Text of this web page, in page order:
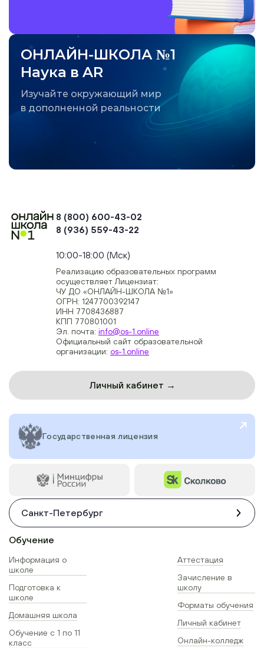
ОНЛАЙН-ШКОЛА №1
Наука в AR
Изучайте окружающий мир
в дополненной реальности
8 (800) 600-43-02
8 (936) 559-43-22
10:00-18:00 (Мск)
Реализацию образовательных программ
осуществляет Лицензиат:
ЧУ ДО «ОНЛАЙН-ШКОЛА №1»
ОГРН: 1247700392147
ИНН 7708436887
КПП 770801001
Эл. почта: info@os-1.online
Официальный сайт образовательной
организации: os-1.online
Личный кабинет →
Государственная лицензия
Санкт-Петербург
Обучение
Информация о
школе
Подготовка к
школе
Домашняя школа
Обучение с 1 по 11
класс
Аттестация
Зачисление в
школу
Форматы обучения
Личный кабинет
Онлайн-колледж